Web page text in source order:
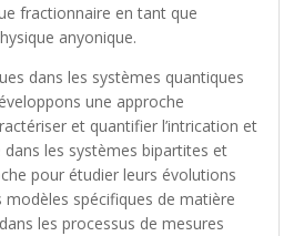
fractionnaire en tant que
anyonique.
dans les systèmes quantiques
une approche
et quantifier l’intrication et
les systèmes bipartites et
pour étudier leurs évolutions
spécifiques de matière
les processus de mesures